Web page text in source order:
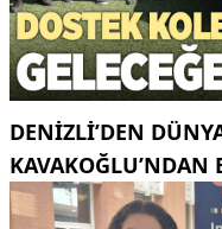
DENIZLI’DEN
KAVAKOĞLU’NDAN